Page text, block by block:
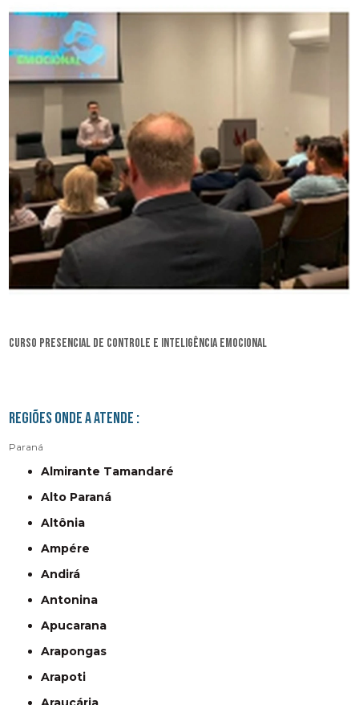
curso presencial de controle e inteligência emocional
Regiões onde a atende :
Paraná
Almirante Tamandaré
Alto Paraná
Altônia
Ampére
Andirá
Antonina
Apucarana
Arapongas
Arapoti